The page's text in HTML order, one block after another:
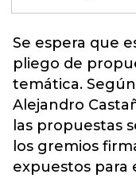
Se espera que
pliego de
temática.
Alejandro
las propuestas
los gremios
expuestos para